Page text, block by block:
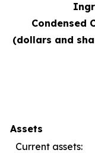
Condensed
(dollars and
Assets
Current assets: